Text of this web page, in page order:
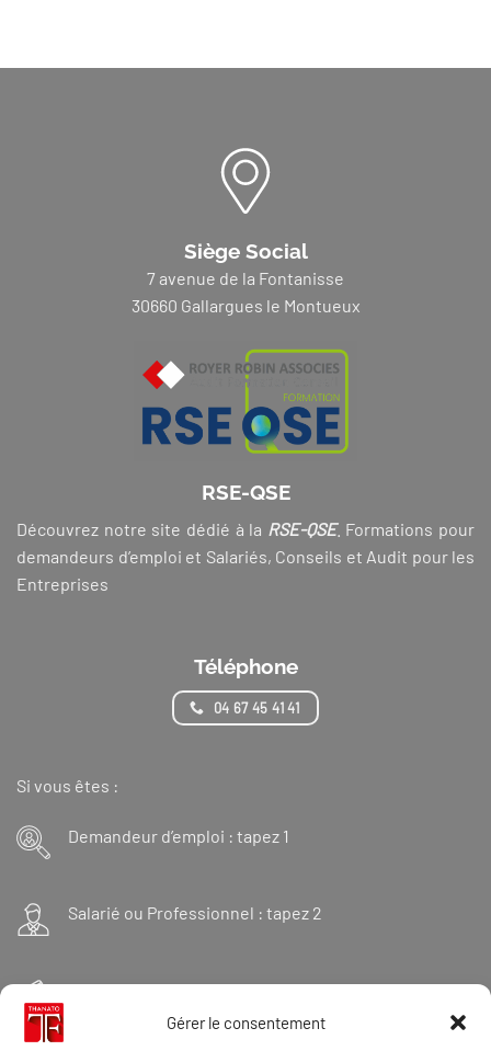
Gérer le consentement
Siège Social
7 avenue de la Fontanisse
30660 Gallargues le Montueux
RSE-QSE
Découvrez notre site dédié à la RSE-QSE. Formations pour
demandeurs d’emploi et Salariés, Conseils et Audit pour les
Entreprises
Téléphone
04 67 45 41 41
Si vous êtes :
Demandeur d’emploi : tapez 1
Salarié ou Professionnel : tapez 2
Financeur : tapez 3